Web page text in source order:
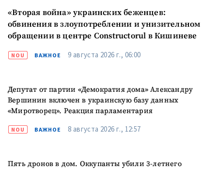
«Вторая война» украинских беженцев:
обвинения в злоупотреблении и унизительном
обращении в центре Constructorul в Кишиневе
NOU ВАЖНОЕ 9 августа 2026 г., 06:00
Депутат от партии «Демократия дома» Александру
Вершинин включен в украинскую базу данных
«Миротворец». Реакция парламентария
NOU ВАЖНОЕ 8 августа 2026 г., 12:57
Пять дронов в дом. Оккупанты убили 3-летнего
КОНТАКТНЫЙ ИСТОЧНИК
Анонимный источник
Электронная почта
+ Мой email
конфиденциальности.